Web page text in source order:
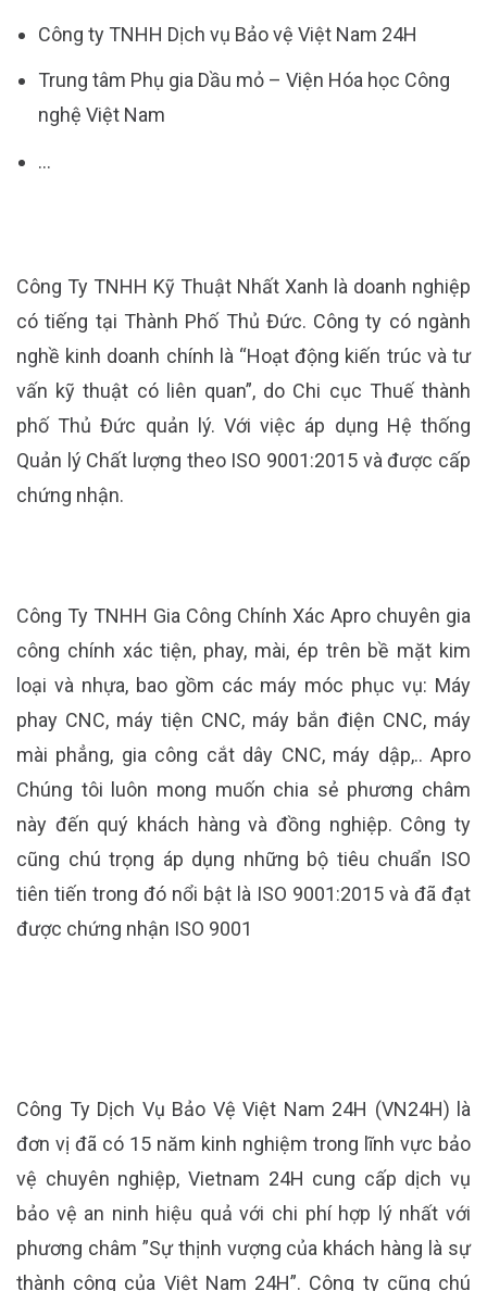
Công ty TNHH Dịch vụ Bảo vệ Việt Nam 24H
Trung tâm Phụ gia Dầu mỏ – Viện Hóa học Công
nghệ Việt Nam
…
Công Ty TNHH Kỹ Thuật Nhất Xanh là doanh nghiệp
có tiếng tại Thành Phố Thủ Đức. Công ty có ngành
nghề kinh doanh chính là “Hoạt động kiến trúc và tư
vấn kỹ thuật có liên quan”, do Chi cục Thuế thành
phố Thủ Đức quản lý. Với việc áp dụng Hệ thống
Quản lý Chất lượng theo ISO 9001:2015 và được cấp
chứng nhận.
Công Ty TNHH Gia Công Chính Xác Apro chuyên gia
công chính xác tiện, phay, mài, ép trên bề mặt kim
loại và nhựa, bao gồm các máy móc phục vụ: Máy
phay CNC, máy tiện CNC, máy bắn điện CNC, máy
mài phẳng, gia công cắt dây CNC, máy dập,.. Apro
Chúng tôi luôn mong muốn chia sẻ phương châm
này đến quý khách hàng và đồng nghiệp. Công ty
cũng chú trọng áp dụng những bộ tiêu chuẩn ISO
tiên tiến trong đó nổi bật là ISO 9001:2015 và đã đạt
được chứng nhận ISO 9001
Công Ty Dịch Vụ Bảo Vệ Việt Nam 24H (VN24H) là
đơn vị đã có 15 năm kinh nghiệm trong lĩnh vực bảo
vệ chuyên nghiệp, Vietnam 24H cung cấp dịch vụ
bảo vệ an ninh hiệu quả với chi phí hợp lý nhất với
phương châm ”Sự thịnh vượng của khách hàng là sự
thành công của Việt Nam 24H”. Công ty cũng chú